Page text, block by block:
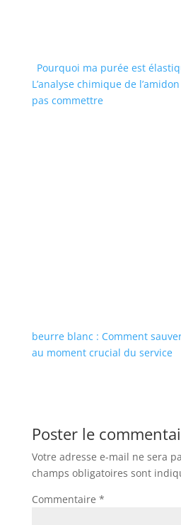
Pourquoi ma purée est
L’analyse chimique de
pas commettre
beurre blanc : Comment
au moment crucial du service
Poster le
Votre adresse e-mail ne sera
champs obligatoires sont
Commentaire *